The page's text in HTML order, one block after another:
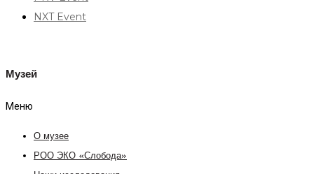
NXT Event
Музей
Меню
О музее
РОО ЭКО «Слобода»